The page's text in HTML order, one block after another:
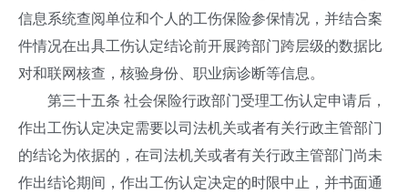
信息系统查阅单位和个人的工伤保险参保情况，并结合案
件情况在出具工伤认定结论前开展跨部门跨层级的数据比
对和联网核查，核验身份、职业病诊断等信息。
第三十五条 社会保险行政部门受理工伤认定申请后，
作出工伤认定决定需要以司法机关或者有关行政主管部门
的结论为依据的，在司法机关或者有关行政主管部门尚未
作出结论期间，作出工伤认定决定的时限中止，并书面通